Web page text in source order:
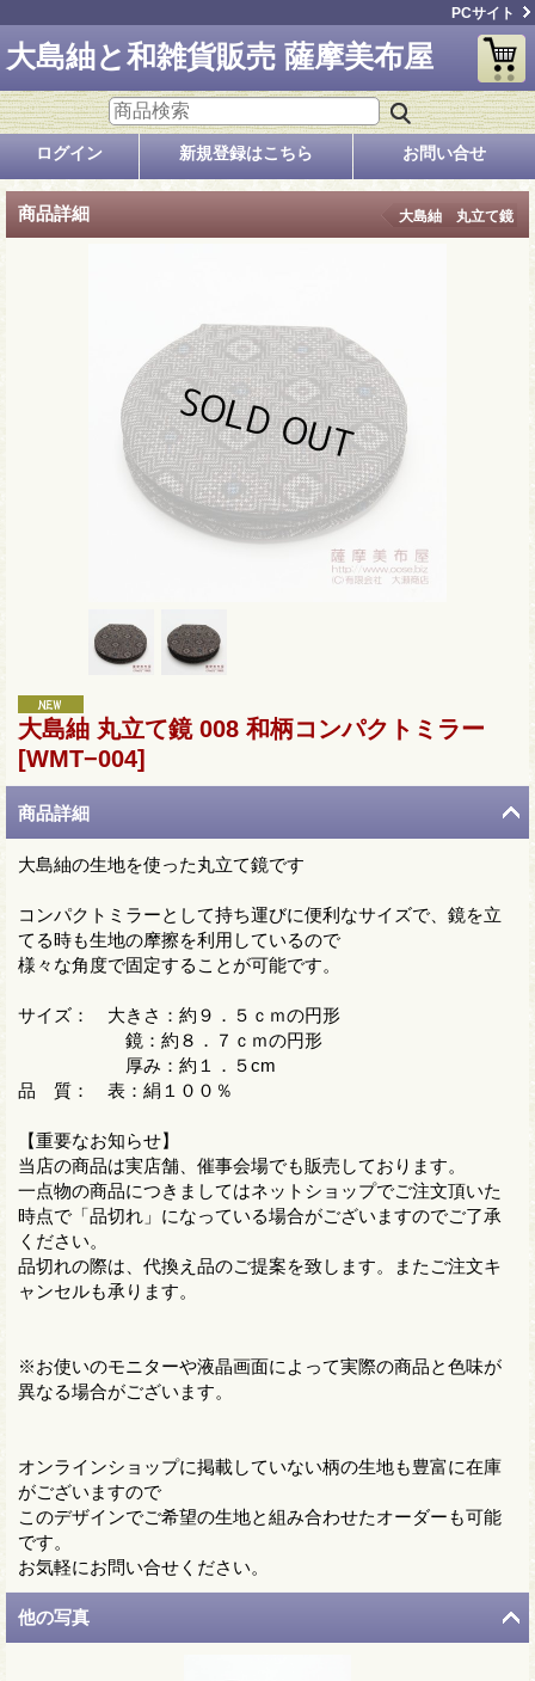
PCサイト
大島紬と和雑貨販売 薩摩美布屋
ログイン 新規登録はこちら お問い合せ
商品詳細 大島紬 丸立て鏡
大島紬 丸立て鏡 008 和柄コンパクトミラー
[WMT−004]
商品詳細
大島紬の生地を使った丸立て鏡です
コンパクトミラーとして持ち運びに便利なサイズで、鏡を立
てる時も生地の摩擦を利用しているので
様々な角度で固定することが可能です。
サイズ： 大きさ：約９．５ｃｍの円形
鏡：約８．７ｃｍの円形
厚み：約１．５cm
品 質： 表：絹１００％
【重要なお知らせ】
当店の商品は実店舗、催事会場でも販売しております。
一点物の商品につきましてはネットショップでご注文頂いた
時点で「品切れ」になっている場合がございますのでご了承
ください。
品切れの際は、代換え品のご提案を致します。またご注文キ
ャンセルも承ります。
※お使いのモニターや液晶画面によって実際の商品と色味が
異なる場合がございます。
オンラインショップに掲載していない柄の生地も豊富に在庫
がございますので
このデザインでご希望の生地と組み合わせたオーダーも可能
です。
お気軽にお問い合せください。
他の写真